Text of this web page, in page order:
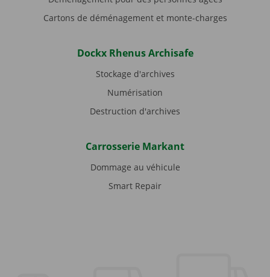
Cartons de déménagement et monte-charges
Dockx Rhenus Archisafe
Stockage d'archives
Numérisation
Destruction d'archives
Carrosserie Markant
Dommage au véhicule
Smart Repair